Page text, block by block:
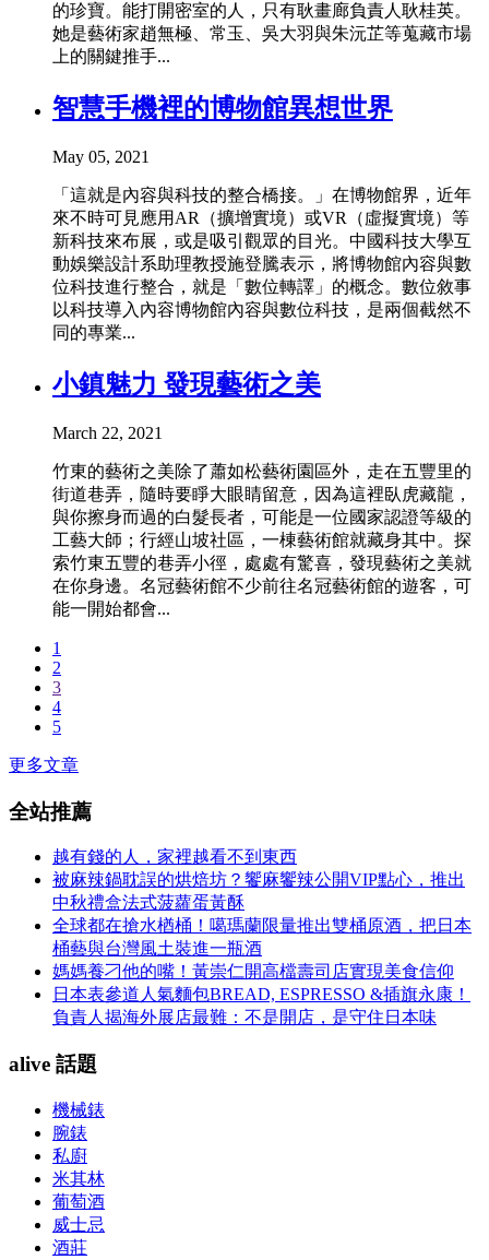
的珍寶。能打開密室的人，只有耿畫廊負責人耿桂英。
她是藝術家趙無極、常玉、吳大羽與朱沅芷等蒐藏市場
上的關鍵推手...
智慧手機裡的博物館異想世界
May 05, 2021
「這就是內容與科技的整合橋接。」在博物館界，近年
來不時可見應用AR（擴增實境）或VR（虛擬實境）等
新科技來布展，或是吸引觀眾的目光。中國科技大學互
動娛樂設計系助理教授施登騰表示，將博物館內容與數
位科技進行整合，就是「數位轉譯」的概念。數位敘事
以科技導入內容博物館內容與數位科技，是兩個截然不
同的專業...
小鎮魅力 發現藝術之美
March 22, 2021
竹東的藝術之美除了蕭如松藝術園區外，走在五豐里的
街道巷弄，隨時要睜大眼睛留意，因為這裡臥虎藏龍，
與你擦身而過的白髮長者，可能是一位國家認證等級的
工藝大師；行經山坡社區，一棟藝術館就藏身其中。探
索竹東五豐的巷弄小徑，處處有驚喜，發現藝術之美就
在你身邊。名冠藝術館不少前往名冠藝術館的遊客，可
能一開始都會...
1
2
3
4
5
更多文章
全站推薦
越有錢的人，家裡越看不到東西
被麻辣鍋耽誤的烘焙坊？饗麻饗辣公開VIP點心，推出
中秋禮盒法式菠蘿蛋黃酥
全球都在搶水楢桶！噶瑪蘭限量推出雙桶原酒，把日本
桶藝與台灣風土裝進一瓶酒
媽媽養刁他的嘴！黃崇仁開高檔壽司店實現美食信仰
日本表參道人氣麵包BREAD, ESPRESSO &插旗永康！
負責人揭海外展店最難：不是開店，是守住日本味
alive 話題
機械錶
腕錶
私廚
米其林
葡萄酒
威士忌
酒莊